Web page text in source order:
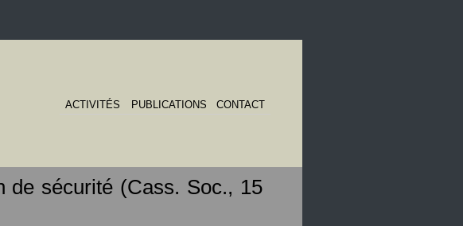
ACTIVITÉS PUBLICATIONS CONTACT
de sécurité (Cass. Soc., 15